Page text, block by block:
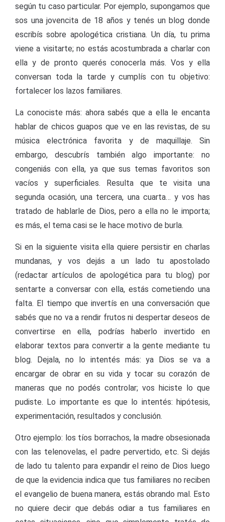
según tu caso particular. Por ejemplo, supongamos que
sos una jovencita de 18 años y tenés un blog donde
escribís sobre apologética cristiana. Un día, tu prima
viene a visitarte; no estás acostumbrada a charlar con
ella y de pronto querés conocerla más. Vos y ella
conversan toda la tarde y cumplís con tu objetivo:
fortalecer los lazos familiares.
La conociste más: ahora sabés que a ella le encanta
hablar de chicos guapos que ve en las revistas, de su
música electrónica favorita y de maquillaje. Sin
embargo, descubrís también algo importante: no
congeniás con ella, ya que sus temas favoritos son
vacíos y superficiales. Resulta que te visita una
segunda ocasión, una tercera, una cuarta… y vos has
tratado de hablarle de Dios, pero a ella no le importa;
es más, el tema casi se le hace motivo de burla.
Si en la siguiente visita ella quiere persistir en charlas
mundanas, y vos dejás a un lado tu apostolado
(redactar artículos de apologética para tu blog) por
sentarte a conversar con ella, estás cometiendo una
falta. El tiempo que invertís en una conversación que
sabés que no va a rendir frutos ni despertar deseos de
convertirse en ella, podrías haberlo invertido en
elaborar textos para convertir a la gente mediante tu
blog. Dejala, no lo intentés más: ya Dios se va a
encargar de obrar en su vida y tocar su corazón de
maneras que no podés controlar; vos hiciste lo que
pudiste. Lo importante es que lo intentés: hipótesis,
experimentación, resultados y conclusión.
Otro ejemplo: los tíos borrachos, la madre obsesionada
con las telenovelas, el padre pervertido, etc. Si dejás
de lado tu talento para expandir el reino de Dios luego
de que la evidencia indica que tus familiares no reciben
el evangelio de buena manera, estás obrando mal. Esto
no quiere decir que debás odiar a tus familiares en